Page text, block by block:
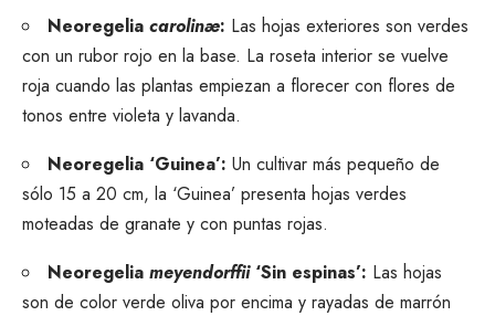
Neoregelia carolinæ: Las hojas exteriores son verdes
con un rubor rojo en la base. La roseta interior se vuelve
roja cuando las plantas empiezan a florecer con flores de
tonos entre violeta y lavanda.
Neoregelia ‘Guinea’: Un cultivar más pequeño de
sólo 15 a 20 cm, la ‘Guinea’ presenta hojas verdes
moteadas de granate y con puntas rojas.
Neoregelia meyendorffii‘Sin espinas’: Las hojas
son de color verde oliva por encima y rayadas de marrón